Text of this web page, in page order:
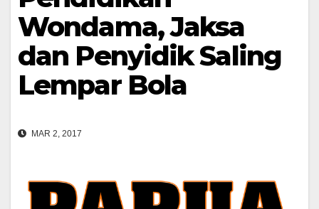
Wondama, Jaksa
dan Penyidik Saling
Lempar Bola
MAR 2, 2017